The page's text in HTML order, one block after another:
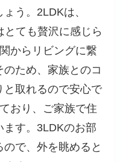
う。2LDKは、
ても贅沢に感じら
からリビングに繋
ため、家族とのコ
と取れるので安心で
おり、ご家族で住
す。3LDKのお部
で、外を眺めると